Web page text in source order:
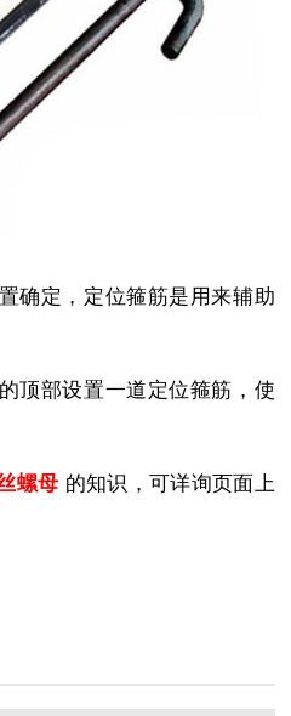
确定，定位箍筋是用来辅助
顶部设置一道定位箍筋，使
螺母 的知识，可详询页面上